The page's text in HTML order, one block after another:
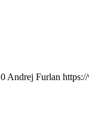
0 Andrej Furlan